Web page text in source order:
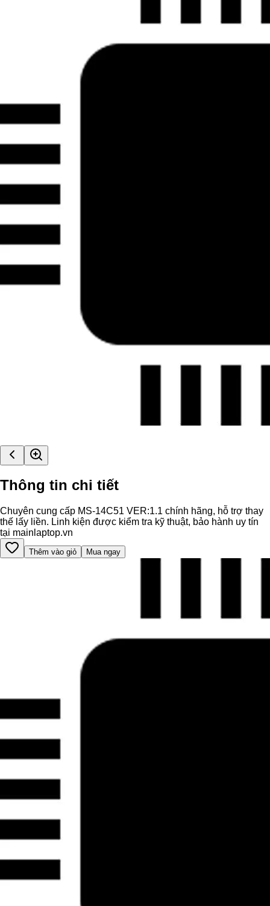
Thông tin chi tiết
Chuyên cung cấp MS-14C51 VER:1.1 chính hãng, hỗ trợ thay
thế lấy liền. Linh kiện được kiểm tra kỹ thuật, bảo hành uy tín
tại mainlaptop.vn
Thêm vào giỏ Mua ngay